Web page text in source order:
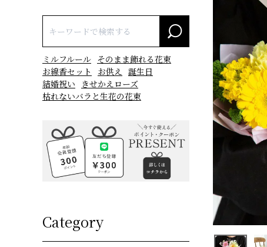
ミルフルール そのまま飾れる花束
お線香セット
お供え 誕生日
結婚祝い
きせかえローズ
枯れないバラと生花の花束
Category